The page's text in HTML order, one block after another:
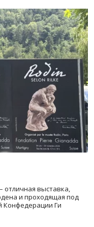
выставка,
и проходящая под
Конфедерации Ги